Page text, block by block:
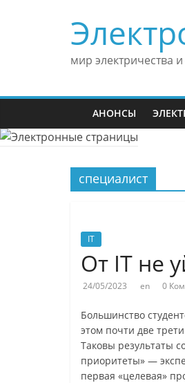
мир электричества
АНОНСЫ
специалист
IT
От IT не
24/05/2023 en 0
Большинство
этом почти две
Таковы результаты
приоритеты» —
первая «целевая»